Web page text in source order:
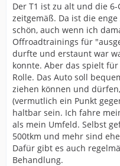
Der T1 ist zu alt und die
zeitgemäß. Da ist die
schön, auch wenn ich
Offroadtrainings für
durfte und erstaunt war
konnte. Aber das spielt
Rolle. Das Auto soll
ziehen können und
(vermutlich ein Punkt
haltbar sein. Ich fahre
als mein Umfeld. Selbst
500tkm und mehr sind
Dafür gibt es auch
Behandlung.